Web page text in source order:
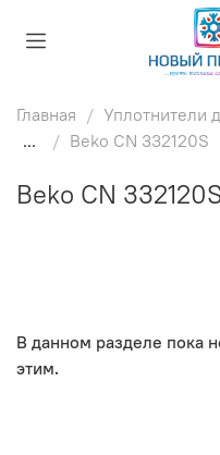
Главная
Уплотнители
...
Beko CN 332120S
Beko CN
В данном разделе пока
этим.